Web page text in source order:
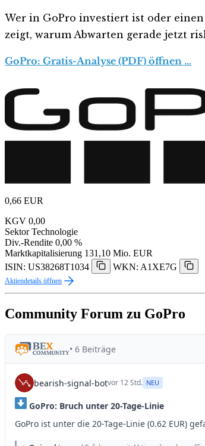
Wer in GoPro investiert ist oder
zeigt, warum Abwarten gerade jetzt
GoPro: Gratis-Analyse (PDF) öffnen …
0,66 EUR
KGV 0,00
Sektor Technologie
Div.-Rendite 0,00 %
Marktkapitalisierung 131,10 Mio. EUR
ISIN: US38268T1034
WKN: A1XE7G
Aktiendetails öffnen
Community Forum zu GoPro